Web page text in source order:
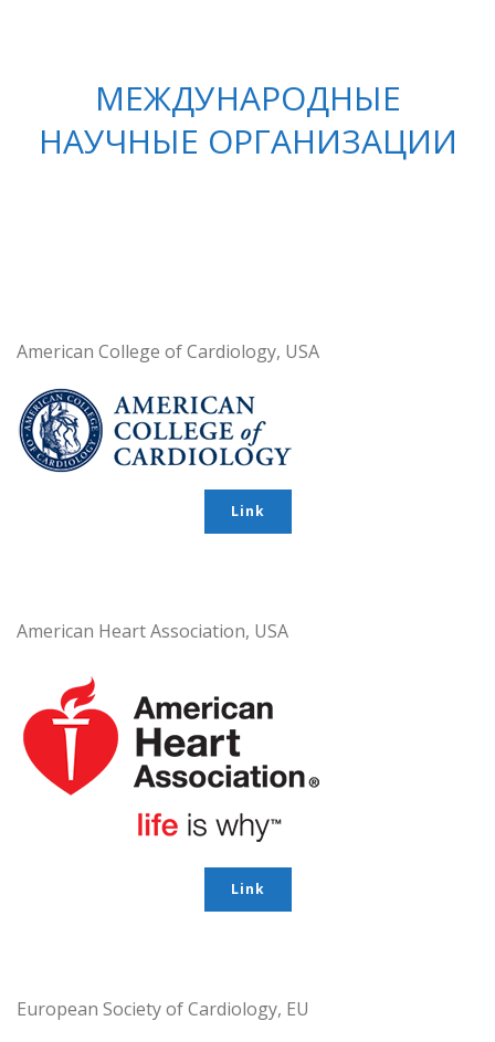
МЕЖДУНАРОДНЫЕ
НАУЧНЫЕ ОРГАНИЗАЦИИ
American College of Cardiology, USA
Link
American Heart Association, USA
Link
European Society of Cardiology, EU